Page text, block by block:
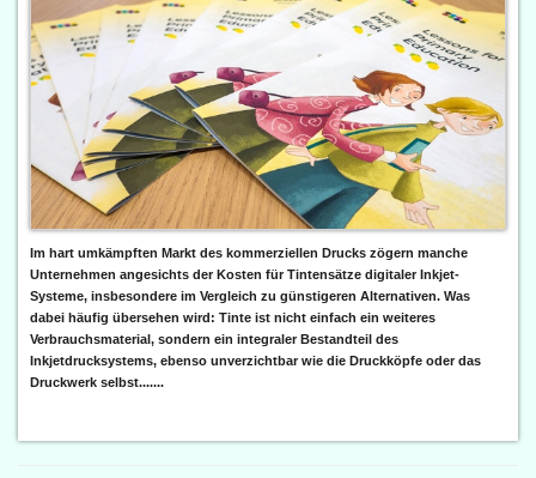
Im hart umkämpften Markt des kommerziellen Drucks zögern manche
Unternehmen angesichts der Kosten für Tintensätze digitaler Inkjet-
Systeme, insbesondere im Vergleich zu günstigeren Alternativen. Was
dabei häufig übersehen wird: Tinte ist nicht einfach ein weiteres
Verbrauchsmaterial, sondern ein integraler Bestandteil des
Inkjetdrucksystems, ebenso unverzichtbar wie die Druckköpfe oder das
Druckwerk selbst.......